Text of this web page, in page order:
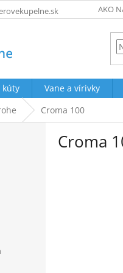
AKO
kúty Vane a vírivky
Croma 100
Croma